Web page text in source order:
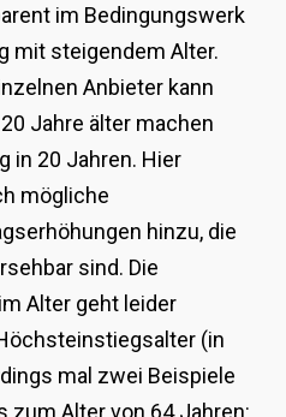
im Bedingungswerk
mit steigendem Alter.
Anbieter kann
Jahre älter machen
in 20 Jahren. Hier
mögliche
hinzu, die
sind. Die
Alter geht leider
(in
mal zwei Beispiele
zum Alter von 64 Jahren: